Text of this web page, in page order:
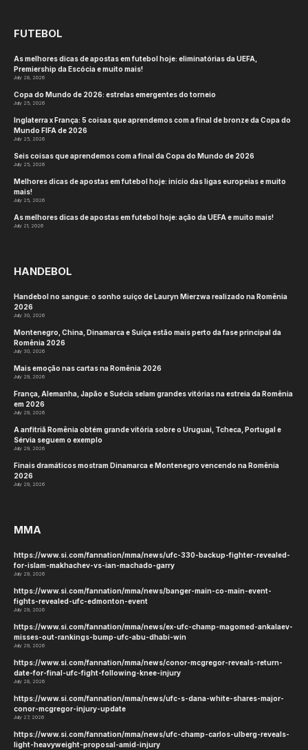
FUTEBOL
As melhores dicas de apostas em futebol hoje: eliminatórias da UEFA,
Premiership da Escócia e muito mais!
July 28, 2026
Copa do Mundo de 2026: estrelas emergentes do torneio
July 25, 2026
Inglaterra x França: 5 coisas que aprendemos com a final de bronze da Copa do
Mundo FIFA de 2026
July 25, 2026
Seis coisas que aprendemos com a final da Copa do Mundo de 2026
July 25, 2026
Melhores dicas de apostas em futebol hoje: início das ligas europeias e muito
mais!
July 25, 2026
As melhores dicas de apostas em futebol hoje: ação da UEFA e muito mais!
July 21, 2026
HANDEBOL
Handebol no sangue: o sonho suíço de Lauryn Mierzwa realizado na Romênia
2026
July 30, 2026
Montenegro, China, Dinamarca e Suíça estão mais perto da fase principal da
Romênia 2026
July 30, 2026
Mais emoção nas cartas na Romênia 2026
July 29, 2026
França, Alemanha, Japão e Suécia selam grandes vitórias na estreia da Romênia
em 2026
July 29, 2026
A anfitriã Romênia obtém grande vitória sobre o Uruguai, Tcheca, Portugal e
Sérvia seguem o exemplo
July 29, 2026
Finais dramáticos mostram Dinamarca e Montenegro vencendo na Romênia
2026
July 29, 2026
MMA
https://www.si.com/fannation/mma/news/ufc-330-backup-fighter-revealed-
for-islam-makhachev-vs-ian-machado-garry
July 29, 2026
https://www.si.com/fannation/mma/news/banger-main-co-main-event-
fights-revealed-ufc-edmonton-event
July 29, 2026
https://www.si.com/fannation/mma/news/ex-ufc-champ-magomed-ankalaev-
misses-out-rankings-bump-ufc-abu-dhabi-win
July 29, 2026
https://www.si.com/fannation/mma/news/conor-mcgregor-reveals-return-
date-for-final-ufc-fight-following-knee-injury
July 28, 2026
https://www.si.com/fannation/mma/news/ufc-s-dana-white-shares-major-
conor-mcgregor-injury-update
July 27, 2026
https://www.si.com/fannation/mma/news/ufc-champ-carlos-ulberg-reveals-
light-heavyweight-proposal-amid-injury